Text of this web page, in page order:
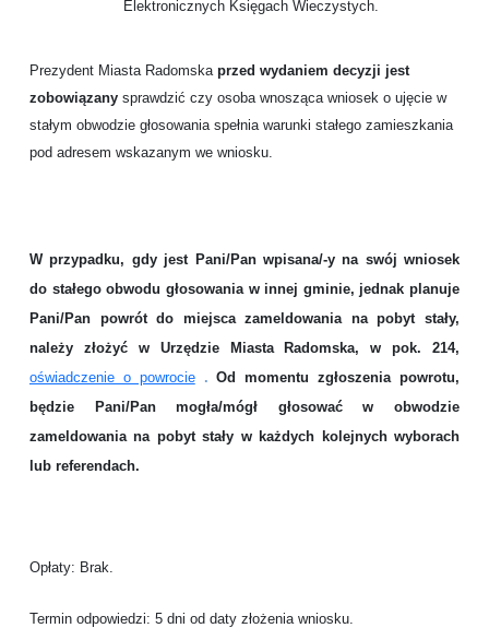
Elektronicznych Księgach Wieczystych.
Prezydent Miasta Radomska przed wydaniem decyzji jest
zobowiązany sprawdzić czy osoba wnosząca wniosek o ujęcie w
stałym obwodzie głosowania spełnia warunki stałego zamieszkania
pod adresem wskazanym we wniosku.
W przypadku, gdy jest Pani/Pan wpisana/-y na swój wniosek
do stałego obwodu głosowania w innej gminie, jednak planuje
Pani/Pan powrót do miejsca zameldowania na pobyt stały,
należy złożyć w Urzędzie Miasta Radomska, w pok. 214,
oświadczenie o powrocie. Od momentu zgłoszenia powrotu,
będzie Pani/Pan mogła/mógł głosować w obwodzie
zameldowania na pobyt stały w każdych kolejnych wyborach
lub referendach.
Opłaty: Brak.
Termin odpowiedzi: 5 dni od daty złożenia wniosku.